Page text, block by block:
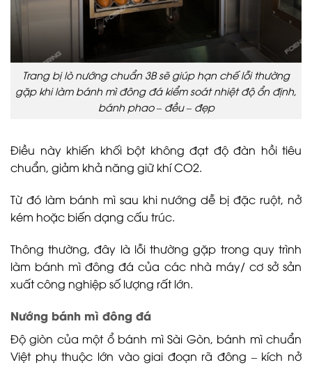
Trang bị lò nướng chuẩn 3B sẽ giúp hạn chế lỗi thường
gặp khi làm bánh mì đông đá kiểm soát nhiệt độ ổn định,
bánh phao – đều – đẹp
Điều này khiến khối bột không đạt độ đàn hồi tiêu
chuẩn, giảm khả năng giữ khí CO2.
Từ đó làm bánh mì sau khi nướng dễ bị đặc ruột, nở
kém hoặc biến dạng cấu trúc.
Thông thường, đây là lỗi thường gặp trong quy trình
làm bánh mì đông đá của các nhà máy/ cơ sở sản
xuất công nghiệp số lượng rất lớn.
Nướng bánh mì đông đá
Độ giòn của một ổ bánh mì Sài Gòn, bánh mì chuẩn
Việt phụ thuộc lớn vào giai đoạn rã đông – kích nở